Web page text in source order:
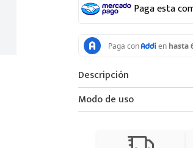
Paga esta
Descripción
Modo de uso